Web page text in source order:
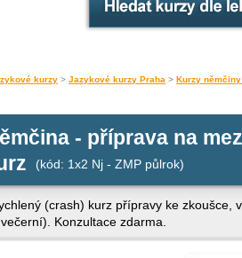
kurzy > Jazykové kurzy Praha > Kurzy němčiny
- příprava na
(kód: 1x2 Nj - ZMP půlrok)
(crash) kurz přípravy ke zkoušce,
Konzultace zdarma.